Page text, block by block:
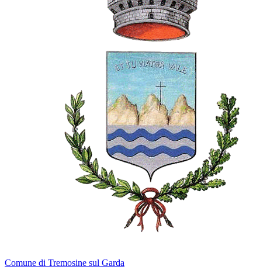
Comune di Tremosine sul Garda